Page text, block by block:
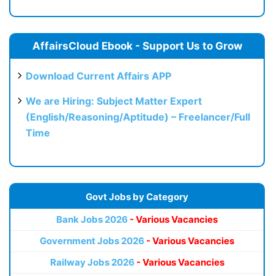
AffairsCloud Ebook - Support Us to Grow
Download Current Affairs APP
We are Hiring: Subject Matter Expert
(English/Reasoning/Aptitude) – Freelancer/Full
Time
Govt Jobs by Category
Bank Jobs 2026 - Various Vacancies
Government Jobs 2026 - Various Vacancies
Railway Jobs 2026 - Various Vacancies